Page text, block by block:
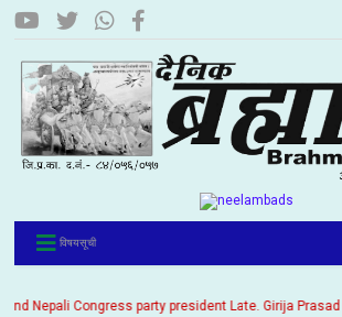
विषयसूची
Nepali Congress party president Late. Girija